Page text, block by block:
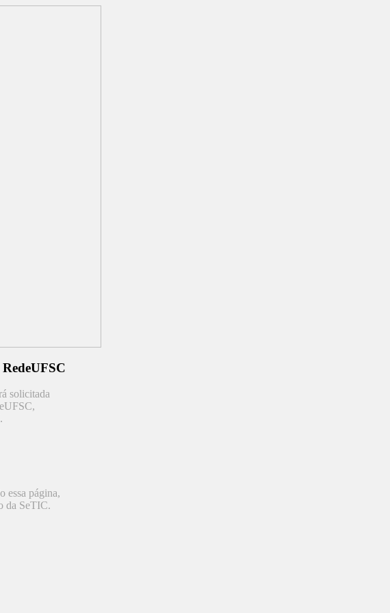
solicitada
essa página,
da SeTIC.